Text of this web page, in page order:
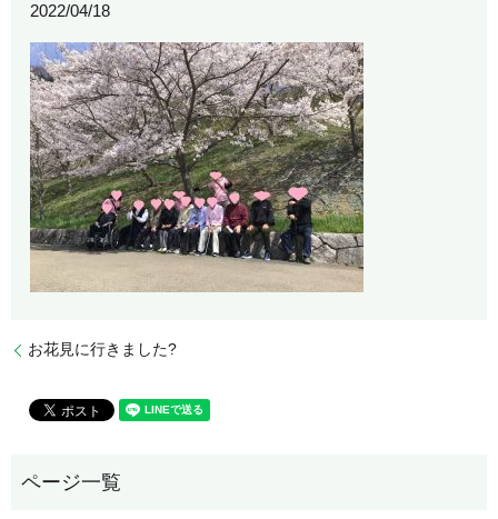
2022/04/18
お花見に行きました?